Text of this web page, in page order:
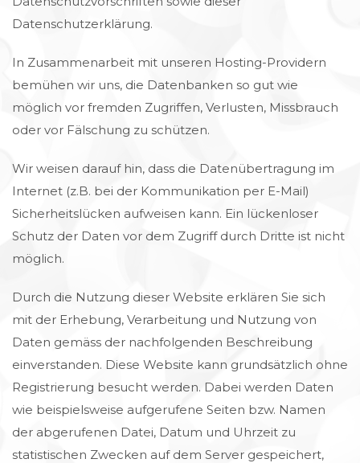
Datenschutzerklärung.
In Zusammenarbeit mit unseren Hosting-Providern
bemühen wir uns, die Datenbanken so gut wie
möglich vor fremden Zugriffen, Verlusten, Missbrauch
oder vor Fälschung zu schützen.
Wir weisen darauf hin, dass die Datenübertragung im
Internet (z.B. bei der Kommunikation per E-Mail)
Sicherheitslücken aufweisen kann. Ein lückenloser
Schutz der Daten vor dem Zugriff durch Dritte ist nicht
möglich.
Durch die Nutzung dieser Website erklären Sie sich
mit der Erhebung, Verarbeitung und Nutzung von
Daten gemäss der nachfolgenden Beschreibung
einverstanden. Diese Website kann grundsätzlich ohne
Registrierung besucht werden. Dabei werden Daten
wie beispielsweise aufgerufene Seiten bzw. Namen
der abgerufenen Datei, Datum und Uhrzeit zu
statistischen Zwecken auf dem Server gespeichert,